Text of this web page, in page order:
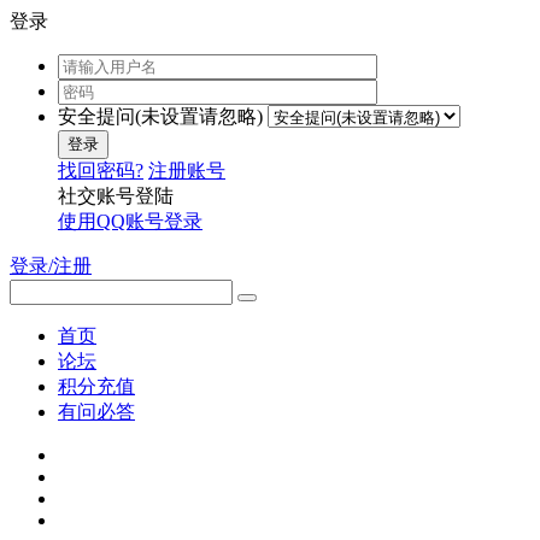
登录
安全提问(未设置请忽略)
登录
找回密码? 注册账号
社交账号登陆
使用QQ账号登录
登录/注册
首页
论坛
积分充值
有问必答